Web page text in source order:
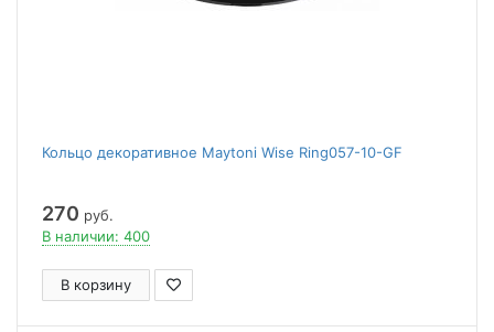
Кольцо декоративное Maytoni Wise Ring057-10-GF
270 руб.
В наличии: 400
В корзину